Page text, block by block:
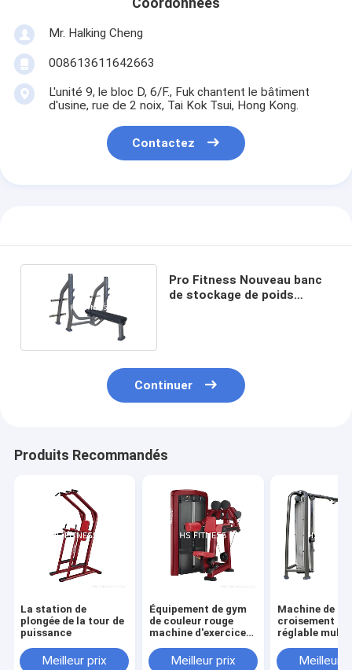
Coordonnées
Mr. Halking Cheng
008613611642663
L'unité 9, le bloc D, 6/F., Fuk chantent le bâtiment
d'usine, rue de 2 noix, Tai Kok Tsui, Hong Kong.
Contactez
Pro Fitness Nouveau banc
de stockage de poids
Continuer
Produits Recommandés
La station de
plongée de la tour de
puissance
Meilleur prix
Équipement de gym
de couleur rouge
machine d'exercice
Meilleur prix
Machine de
croisement
réglable multi-
Meilleur